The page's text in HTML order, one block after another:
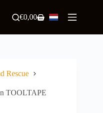
Winkelwagen
€0,00
Rescue
TOOLTAPE